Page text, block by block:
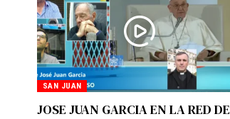
SAN JUAN
JOSE JUAN GARCIA EN LA RED DE